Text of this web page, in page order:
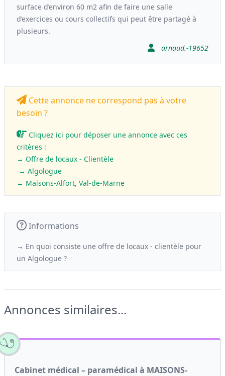
surface d’environ 60 m2 afin de faire une salle
d’exercices ou cours collectifs qui peut être partagé à
plusieurs.
arnaud.-19652
Cette annonce ne correspond pas à votre
besoin ?
Cliquez ici pour déposer une annonce avec ces
critères :
→ Offre de locaux - Clientèle
→ Algologue
→ Maisons-Alfort, Val-de-Marne
Informations
→ En quoi consiste une offre de locaux - clientèle pour
un Algologue ?
Annonces similaires...
Cabinet médical – paramédical à MAISONS-